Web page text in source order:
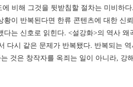
비해 그것을 뒷받침할 절차는 미비하
황이 반복된다면 한류 콘텐츠에 대한 신
는 신호로 읽힌다. <설강화>의 역사
다시 같은 문제가 반복됐다. 반복되는
것은 창작자를 옥죄는 일이 아니라, 강